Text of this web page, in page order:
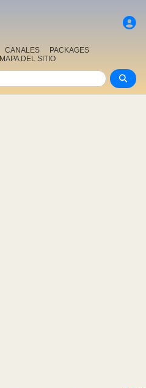
CANALES
PACKAGES
MAPA DEL SITIO